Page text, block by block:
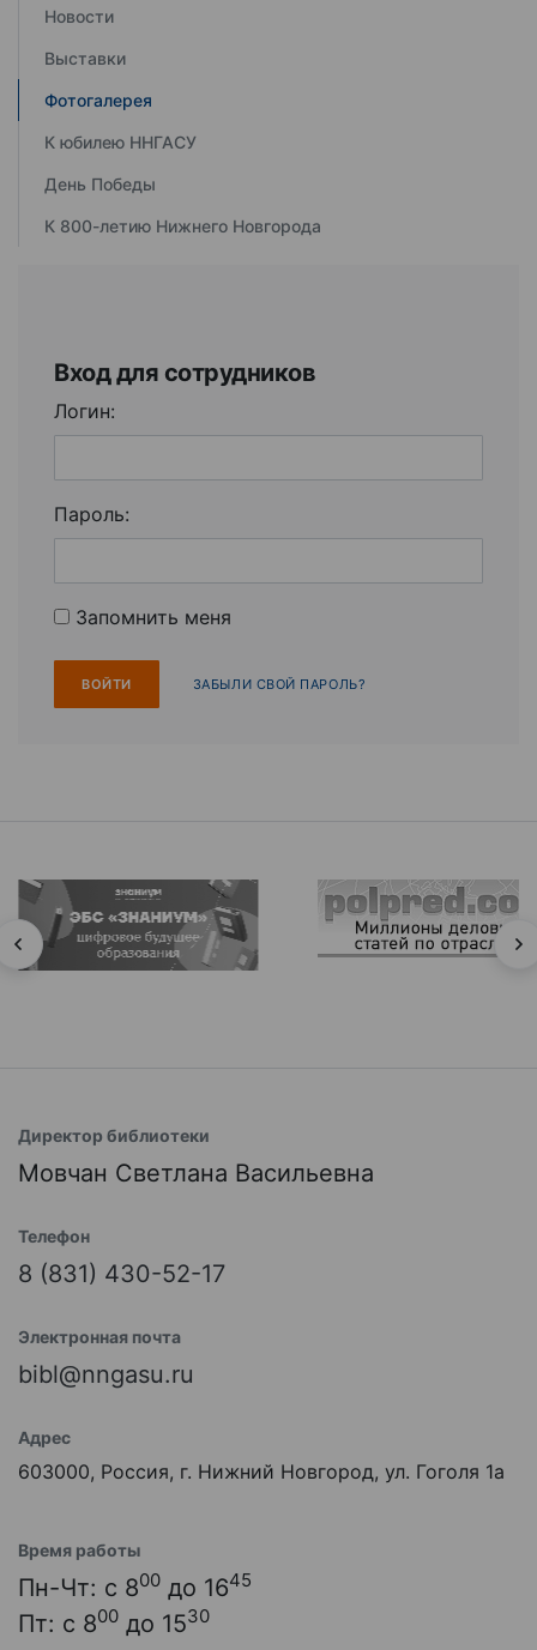
Новости
Выставки
Фотогалерея
К юбилею ННГАСУ
День Победы
К 800-летию Нижнего Новгорода
Вход для сотрудников
Логин:
Пароль:
Запомнить меня
ЗАБЫЛИ СВОЙ ПАРОЛЬ?
Директор библиотеки
Мовчан Светлана Васильевна
Телефон
8 (831) 430-52-17
Электронная почта
bibl@nngasu.ru
Адрес
603000, Россия, г. Нижний Новгород, ул. Гоголя 1а
Время работы
Пн-Чт: с 800 до 1645
Пт: с 800 до 1530